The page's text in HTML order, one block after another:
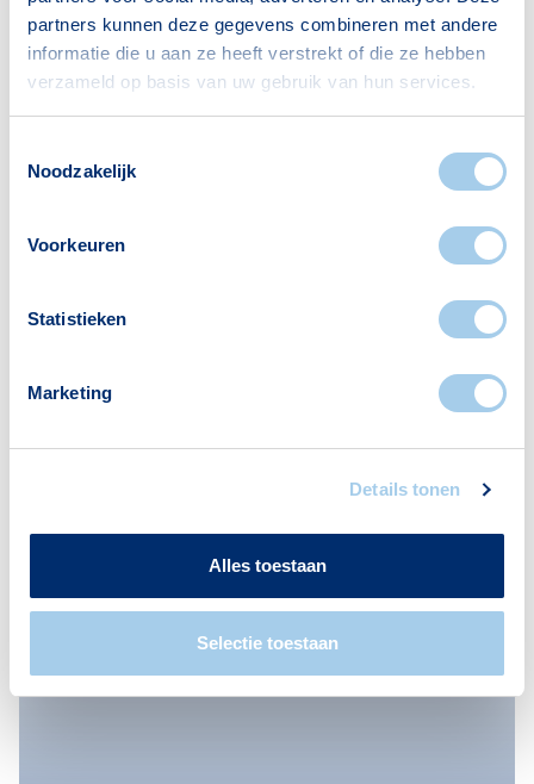
partners kunnen deze gegevens combineren met andere
informatie die u aan ze heeft verstrekt of die ze hebben
verzameld op basis van uw gebruik van hun services.
Noodzakelijk
Voorkeuren
Statistieken
Marketing
Details tonen
Alles toestaan
Selectie toestaan
Nieuws
verplichte